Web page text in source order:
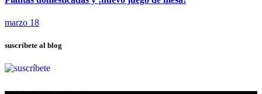
marzo 18
suscríbete al blog